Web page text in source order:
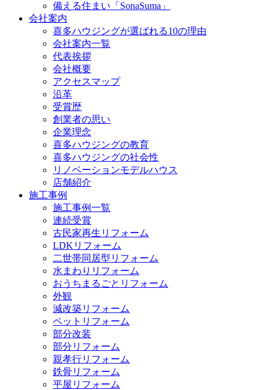
備える住まい「SonaSuma」
会社案内
喜多ハウジングが選ばれる10の理由
会社案内一覧
代表挨拶
会社概要
アクセスマップ
沿革
受賞歴
創業者の思い
企業理念
喜多ハウジングの教育
喜多ハウジングの社会性
リノベーションモデルハウス
店舗紹介
施工事例
施工事例一覧
連続受賞
古民家再生リフォーム
LDKリフォーム
二世帯同居型リフォーム
水まわりリフォーム
おうちまるごとリフォーム
外観
減改築リフォーム
ペットリフォーム
部分改装
部分リフォーム
親孝行リフォーム
鉄骨リフォーム
平屋リフォーム